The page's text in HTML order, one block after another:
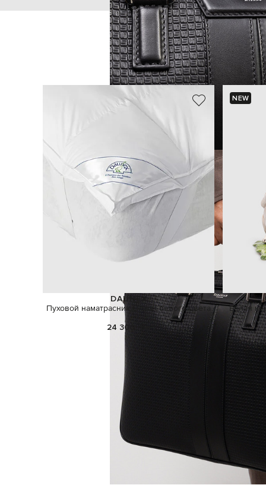
DAUNEX
Пуховой наматрасник Ortisei белого цвета
24 300 грн
NEW
Белая